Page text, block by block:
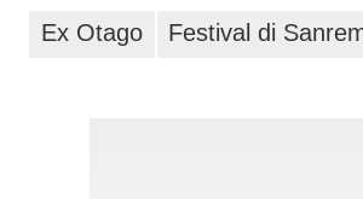
Ex Otago Festival di